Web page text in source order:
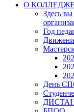
О КОЛЛЕДЖЕ
Здесь
Год
День